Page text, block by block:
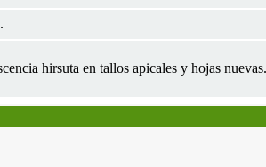
hirsuta en tallos apicales y hojas